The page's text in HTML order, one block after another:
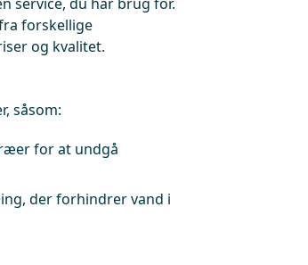
forskellige
og kvalitet.
såsom:
for at undgå
der forhindrer vand i